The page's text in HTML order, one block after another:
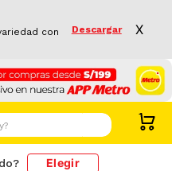
con
Descargar X
Elegir